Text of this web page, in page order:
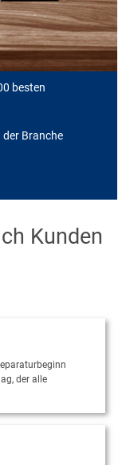
besten
der Branche
Kunden
der alle